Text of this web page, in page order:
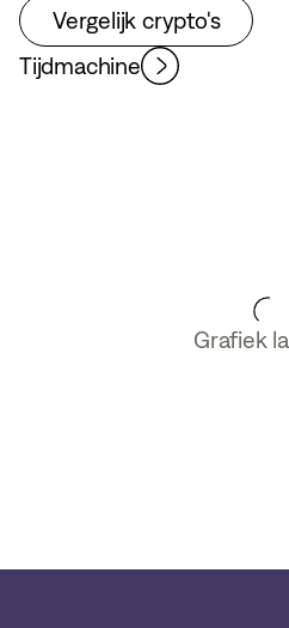
Vergelijk crypto's
Tijdmachine
Grafiek